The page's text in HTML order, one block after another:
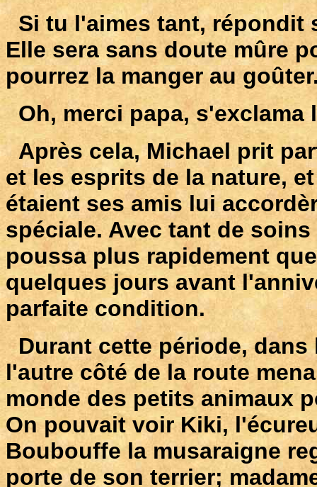
Si tu l'aimes tant, répondit
Elle sera sans doute mûre
pourrez la manger au
Oh, merci papa,
Après cela, Michael prit
et les esprits de la nature,
étaient ses amis lui
spéciale. Avec tant de
poussa plus rapidement
quelques jours avant
parfaite condition.
Durant cette période, dans
l'autre côté de la route
monde des petits animaux
On pouvait voir Kiki,
Boubouffe la musaraigne
porte de son terrier;